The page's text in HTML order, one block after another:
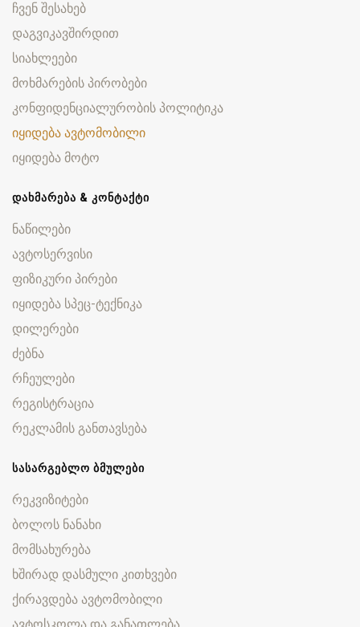
ჩვენ შესახებ
დაგვიკავშირდით
სიახლეები
მოხმარების პირობები
კონფიდენციალურობის პოლიტიკა
იყიდება ავტომობილი
იყიდება მოტო
ᲓᲐᲮᲛᲐᲠᲔᲑᲐ & ᲙᲝᲜᲢᲐᲥᲢᲘ
ნაწილები
ავტოსერვისი
ფიზიკური პირები
იყიდება სპეც-ტექნიკა
დილერები
ძებნა
რჩეულები
რეგისტრაცია
რეკლამის განთავსება
ᲡᲐᲡᲐᲠᲒᲔᲑᲚᲝ ᲑᲛᲣᲚᲔᲑᲘ
რეკვიზიტები
ბოლოს ნანახი
მომსახურება
ხშირად დასმული კითხვები
ქირავდება ავტომობილი